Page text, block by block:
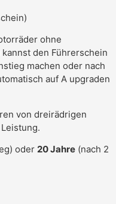
ohne
den Führerschein
machen oder nach
auf A upgraden
von dreirädrigen
oder 20 Jahre (nach 2